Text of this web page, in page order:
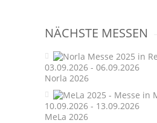
NÄCHSTE MESSEN
03.09.2026 - 06.09.2026
Norla 2026
10.09.2026 - 13.09.2026
MeLa 2026